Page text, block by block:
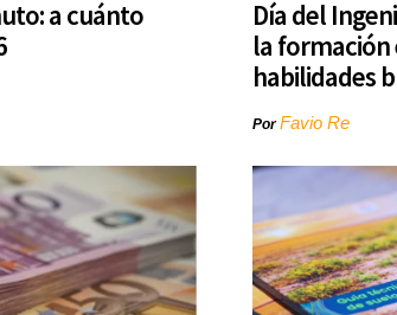
a cuánto
Día del
la formación
habilidades
PorFavio Re